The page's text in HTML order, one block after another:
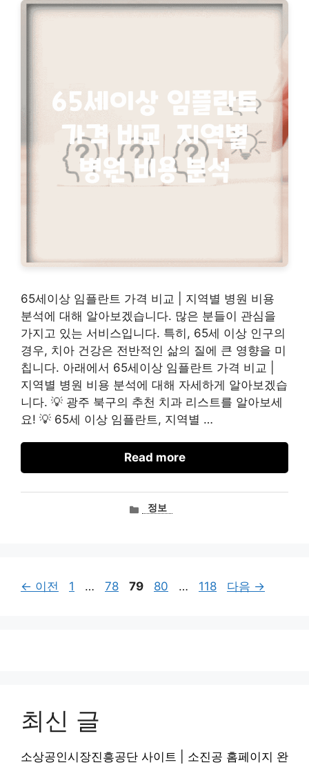
65세이상 임플란트 가격 비교 | 지역별 병원 비용
분석에 대해 알아보겠습니다. 많은 분들이 관심을
가지고 있는 서비스입니다. 특히, 65세 이상 인구의
경우, 치아 건강은 전반적인 삶의 질에 큰 영향을 미
칩니다. 아래에서 65세이상 임플란트 가격 비교 |
지역별 병원 비용 분석에 대해 자세하게 알아보겠습
니다. 💡 광주 북구의 추천 치과 리스트를 알아보세
요! 💡 65세 이상 임플란트, 지역별 …
Read more
카정보
← 이전
페
1 …
페
78
페
79
페
80 …
페
118 다음 →
최신 글
소상공인시장진흥공단 사이트 | 소진공 홈페이지 완